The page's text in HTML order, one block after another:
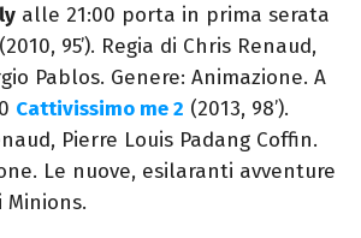
alle 21:00 porta in prima serata
(2010, 95’). Regia di Chris Renaud,
Pablos. Genere: Animazione. A
Cattivissimo me 2 (2013, 98’).
Pierre Louis Padang Coffin.
Le nuove, esilaranti avventure
Minions.